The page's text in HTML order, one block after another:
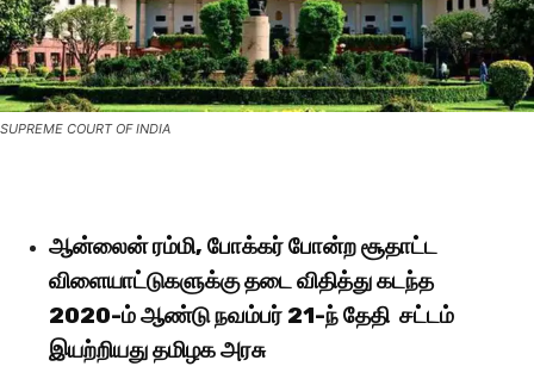
SUPREME COURT OF INDIA
ஆன்லைன் ரம்மி, போக்கர் போன்ற சூதாட்ட
விளையாட்டுகளுக்கு தடை விதித்து கடந்த
2020-ம் ஆண்டு நவம்பர் 21-ந் தேதி சட்டம்
இயற்றியது தமிழக அரசு